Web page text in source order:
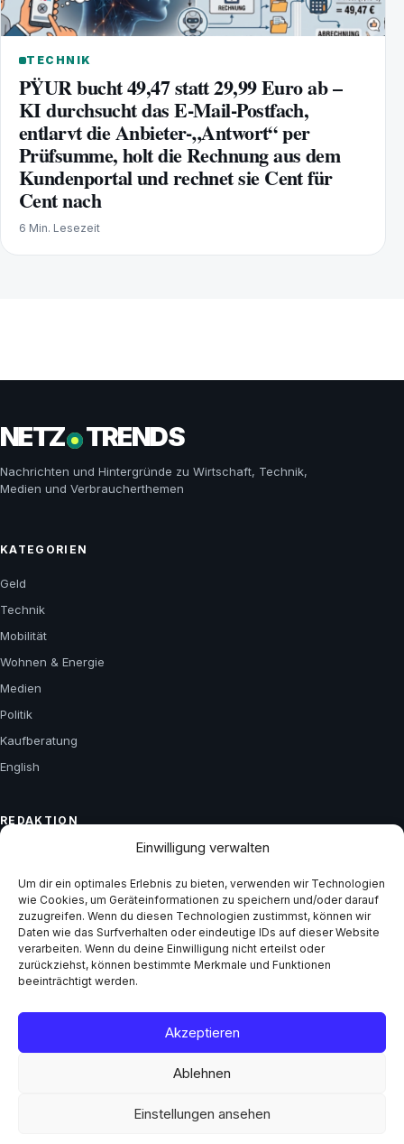
Einwilligung verwalten
Um dir ein optimales Erlebnis zu bieten, verwenden wir Technologien
wie Cookies, um Geräteinformationen zu speichern und/oder darauf
zuzugreifen. Wenn du diesen Technologien zustimmst, können wir
Daten wie das Surfverhalten oder eindeutige IDs auf dieser Website
verarbeiten. Wenn du deine Einwilligung nicht erteilst oder
zurückziehst, können bestimmte Merkmale und Funktionen
beeinträchtigt werden.
Akzeptieren
Ablehnen
Einstellungen ansehen
TECHNIK
PŸUR bucht 49,47 statt 29,99 Euro ab –
KI durchsucht das E-Mail-Postfach,
entlarvt die Anbieter-„Antwort“ per
Prüfsumme, holt die Rechnung aus dem
Kundenportal und rechnet sie Cent für
Cent nach
6 Min. Lesezeit
NETZ TRENDS
Nachrichten und Hintergründe zu Wirtschaft, Technik,
Medien und Verbraucherthemen
KATEGORIEN
Geld
Technik
Mobilität
Wohnen & Energie
Medien
Politik
Kaufberatung
English
REDAKTION
Kontakt
Impressum
Datenschutz
GESCHÄFTLICH
Mediadaten
AGB